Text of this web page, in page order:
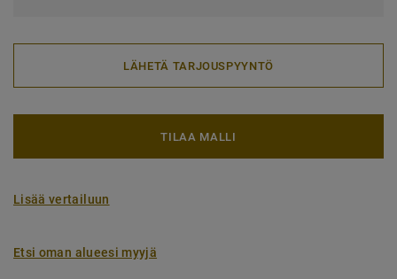
LÄHETÄ TARJOUSPYYNTÖ
TILAA MALLI
Lisää vertailuun
Etsi oman alueesi myyjä